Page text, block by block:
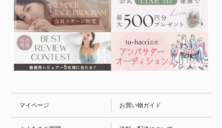
マイページ お買い物ガイド